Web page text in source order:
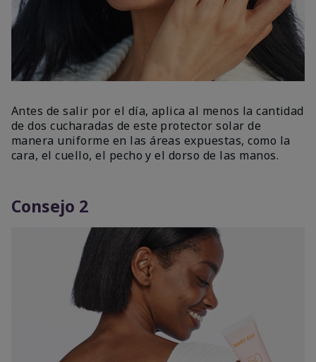
Antes de salir por el día, aplica al menos la cantidad
de dos cucharadas de este protector solar de
manera uniforme en las áreas expuestas, como la
cara, el cuello, el pecho y el dorso de las manos.
Consejo 2